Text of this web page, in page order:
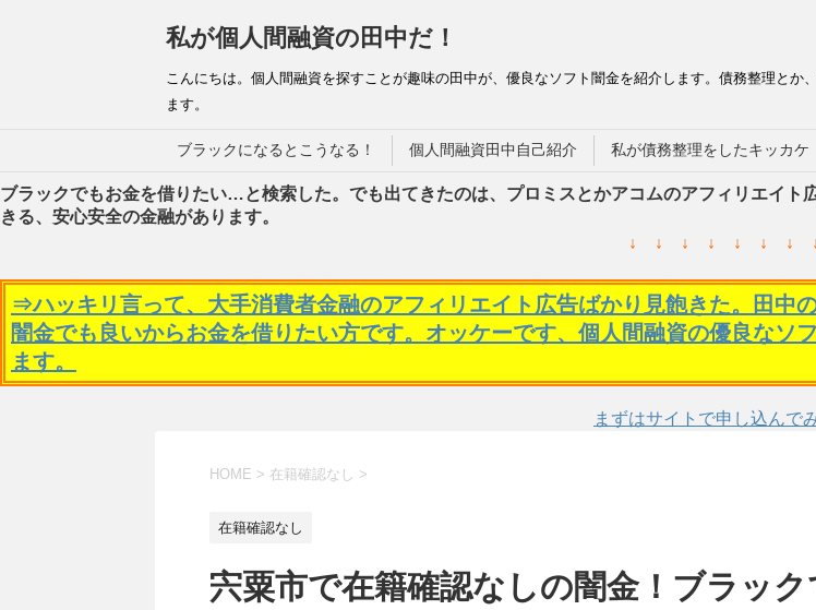
私が個人間融資の田中だ！
こんにちは。個人間融資を探すことが趣味の田中が、優良なソフト闇金を紹介します。債務整理と
ます。
ブラックになるとこうなる！ 個人間融資田中自己紹介 私が債務整理をしたキッカケ
ブラックでもお金を借りたい…と検索した。でも出てきたのは、プロミスとかアコムのアフィリエイト
きる、安心安全の金融があります。
↓ ↓ ↓ ↓ ↓ ↓ ↓
⇒ハッキリ言って、大手消費者金融のアフィリエイト広告ばかり見飽きた。田中
闇金でも良いからお金を借りたい方です。オッケーです、個人間融資の優良な
ます。
まずはサイトで申し込んで
HOME > 在籍確認なし >
在籍確認なし
宍粟市で在籍確認なしの闇金！ブラッ